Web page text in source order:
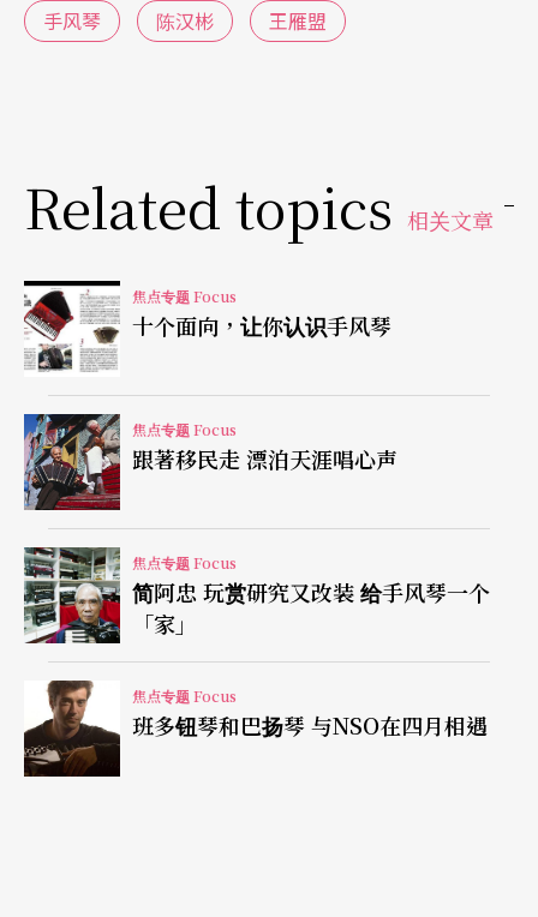
已开始，也就是我们最熟悉的那卡西。在台湾，不
辈——作曲家杨三郎，他创作了〈望你早归〉、〈秋
风夜雨〉、〈港都夜雨〉、〈孤恋花〉等脍炙人口
的台湾民谣，在那个没有Youtube的年代，白先勇
倒是在《孽子》与《孤恋花》这两部小说里，让这
个传奇人物活灵活现地出现在我们面前（在《孤恋
花》里，白先勇将这角色另取了「林三郎」的名
字），甚至在电视／电影改编版的《孤恋花》中成
为全剧的灵魂人物。落魄的乐师，染毒的歌女，再
加上一把凄凉的手风琴，这幅景象就是五十年前台
湾的声音记忆：
娟娟立在房间的一角，她穿著一件黑色的缎子旗
袍，披著件小白褂子，一头垂肩的长发，腰肢扎得
还有一捻。她背后围著三个乐师，为首的是那个林
三郎，眨巴著他那一双烂得快要瞎了的眼睛，拉起
手风琴 陈汉彬 王雁盟
Related topics 相关文章
焦点专题 Focus
十个面向，让你认识手风琴
焦点专题 Focus
跟著移民走 漂泊天涯唱心声
焦点专题 Focus
简阿忠 玩赏研究又改装 给手风琴一个
「家」
焦点专题 Focus
班多钮琴和巴扬琴 与NSO在四月相遇